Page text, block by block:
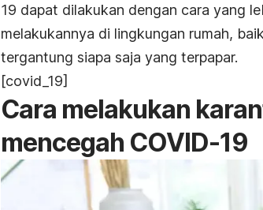
19 dapat dilakukan dengan cara yang
melakukannya di lingkungan rumah,
tergantung siapa saja yang terpapar.
[covid_19]
Cara melakukan
mencegah COVID-19